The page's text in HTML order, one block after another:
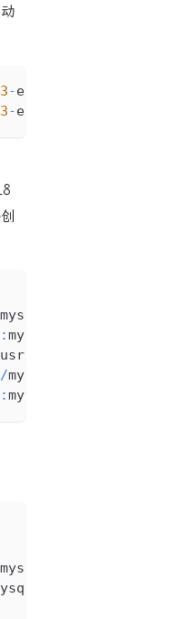
-el7
-el7
mysql
:mysql
usr/
/mysql
:mysql
mysql